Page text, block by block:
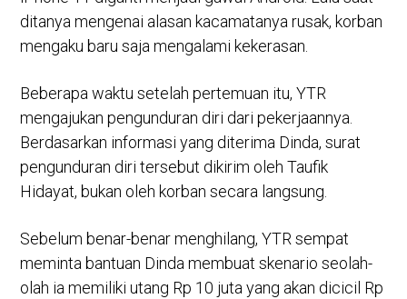
ditanya mengenai alasan kacamatanya rusak, korban
mengaku baru saja mengalami kekerasan.
Beberapa waktu setelah pertemuan itu, YTR
mengajukan pengunduran diri dari pekerjaannya.
Berdasarkan informasi yang diterima Dinda, surat
pengunduran diri tersebut dikirim oleh Taufik
Hidayat, bukan oleh korban secara langsung.
Sebelum benar-benar menghilang, YTR sempat
meminta bantuan Dinda membuat skenario seolah-
olah ia memiliki utang Rp 10 juta yang akan dicicil Rp